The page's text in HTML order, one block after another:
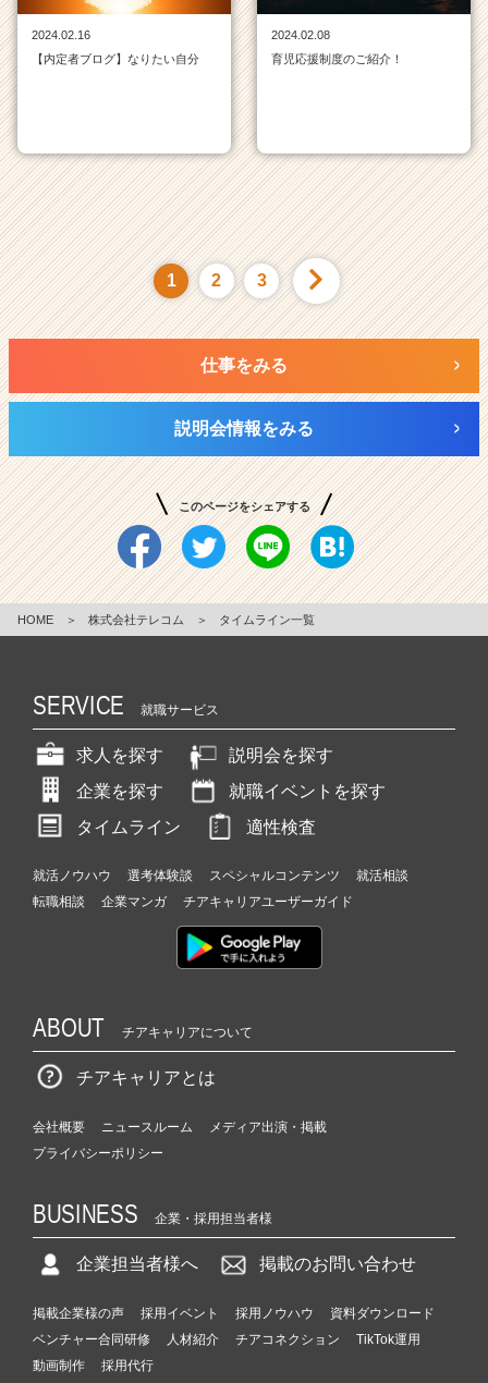
2024.02.16
【内定者ブログ】なりたい自分
2024.02.08
育児応援制度のご紹介！
1 2 3
仕事をみる
説明会情報をみる
このページをシェアする
HOME ＞ 株式会社テレコム ＞ タイムライン一覧
SERVICE 就職サービス
求人を探す
説明会を探す
企業を探す
就職イベントを探す
タイムライン
適性検査
就活ノウハウ 選考体験談 スペシャルコンテンツ
就活相談
転職相談
企業マンガ チアキャリアユーザーガイド
ABOUT チアキャリアについて
チアキャリアとは
会社概要 ニュースルーム
メディア出演・掲載
プライバシーポリシー
BUSINESS 企業・採用担当者様
企業担当者様へ 掲載のお問い合わせ
掲載企業様の声 採用イベント 採用ノウハウ
資料ダウンロード
ベンチャー合同研修
人材紹介 チアコネクション
TikTok運用
動画制作
採用代行